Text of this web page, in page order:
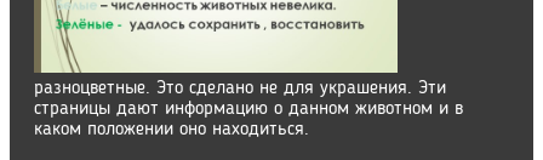
разноцветные. Это сделано не для украшения. Эти
страницы дают информацию о данном животном и в
каком положении оно находиться.